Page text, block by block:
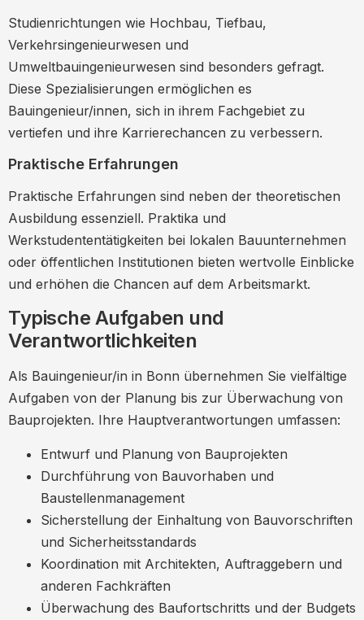
Studienrichtungen wie Hochbau, Tiefbau,
Verkehrsingenieurwesen und
Umweltbauingenieurwesen sind besonders gefragt.
Diese Spezialisierungen ermöglichen es
Bauingenieur/innen, sich in ihrem Fachgebiet zu
vertiefen und ihre Karrierechancen zu verbessern.
Praktische Erfahrungen
Praktische Erfahrungen sind neben der theoretischen
Ausbildung essenziell. Praktika und
Werkstudententätigkeiten bei lokalen Bauunternehmen
oder öffentlichen Institutionen bieten wertvolle Einblicke
und erhöhen die Chancen auf dem Arbeitsmarkt.
Typische Aufgaben und
Verantwortlichkeiten
Als Bauingenieur/in in Bonn übernehmen Sie vielfältige
Aufgaben von der Planung bis zur Überwachung von
Bauprojekten. Ihre Hauptverantwortungen umfassen:
Entwurf und Planung von Bauprojekten
Durchführung von Bauvorhaben und
Baustellenmanagement
Sicherstellung der Einhaltung von Bauvorschriften
und Sicherheitsstandards
Koordination mit Architekten, Auftraggebern und
anderen Fachkräften
Überwachung des Baufortschritts und der Budgets